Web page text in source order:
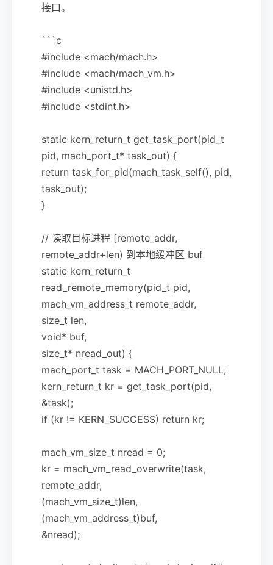
接口。
```c
#include <mach/mach.h>
#include <mach/mach_vm.h>
#include <unistd.h>
#include <stdint.h>
static kern_return_t get_task_port(pid_t
pid, mach_port_t* task_out) {
return task_for_pid(mach_task_self(), pid,
task_out);
}
// 读取目标进程 [remote_addr,
remote_addr+len) 到本地缓冲区 buf
static kern_return_t
read_remote_memory(pid_t pid,
mach_vm_address_t remote_addr,
size_t len,
void* buf,
size_t* nread_out) {
mach_port_t task = MACH_PORT_NULL;
kern_return_t kr = get_task_port(pid,
&task);
if (kr != KERN_SUCCESS) return kr;
mach_vm_size_t nread = 0;
kr = mach_vm_read_overwrite(task,
remote_addr,
(mach_vm_size_t)len,
(mach_vm_address_t)buf,
&nread);